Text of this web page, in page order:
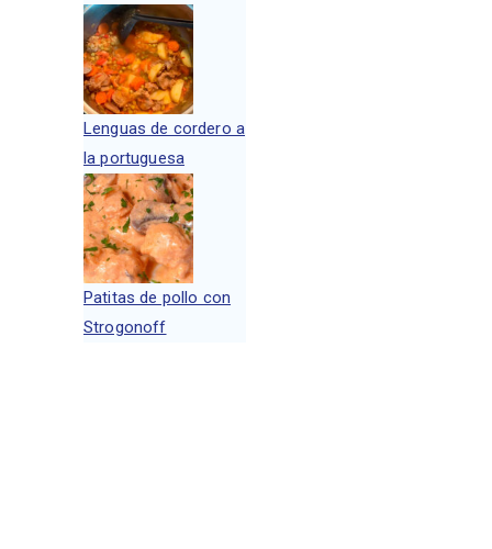
Lenguas de cordero a
la portuguesa
Patitas de pollo con
Strogonoff